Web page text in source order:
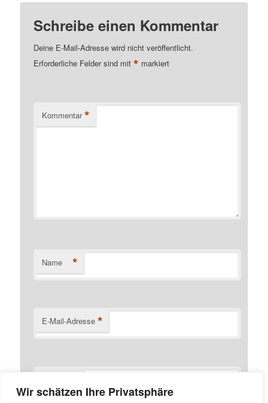
Wir schätzen Ihre Privatsphäre
Schreibe einen Kommentar
Deine E-Mail-Adresse wird nicht veröffentlicht.
Erforderliche Felder sind mit* markiert
Kommentar *
Name *
E-Mail-Adresse *